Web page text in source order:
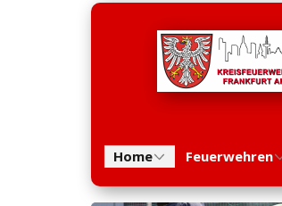
Home Feuerwehren